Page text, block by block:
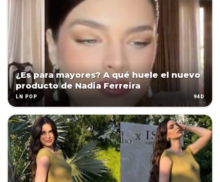
¿Es para mayores? A qué huele el nuevo
producto de Nadia Ferreira
LN POP 94D